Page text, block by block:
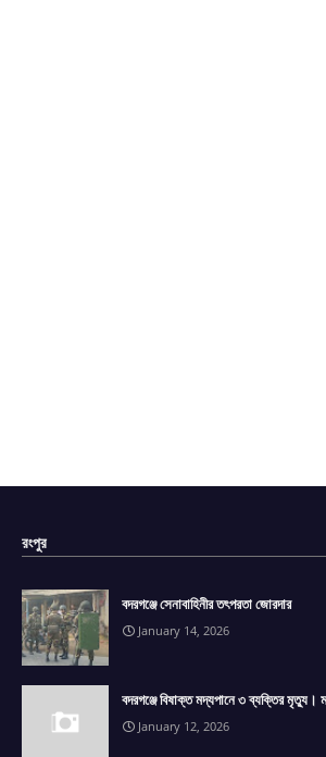
রংপুর
বদরগঞ্জে সেনাবাহিনীর তৎপরতা জোরদার
January 14, 2026
বদরগঞ্জে বিষাক্ত মদ্যপানে ৩ ব্যক্তির মৃত্যু।
January 12, 2026